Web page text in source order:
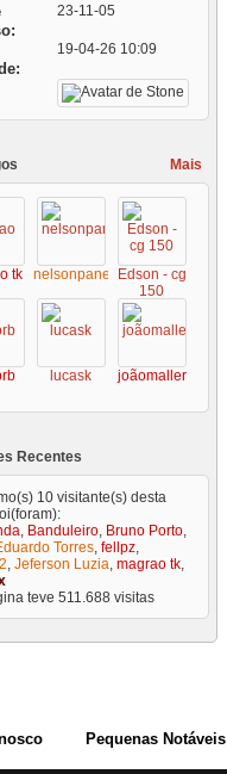
23-11-05
19-04-26 10:09
Mais
tk nelsonpanemaEdson - cg
150
lucask joãomaller
Recentes
10 visitante(s) desta
Banduleiro Bruno Porto
Torres fellpz
Jeferson Luzia magrao tk
teve 511.688 visitas
Pequenas Notáveis